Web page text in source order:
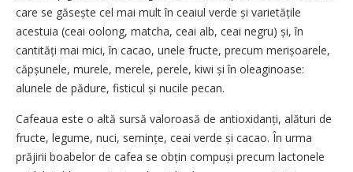
care se găsește cel mai mult în ceaiul verde și varietățile
acestuia (ceai oolong, matcha, ceai alb, ceai negru) și, în
cantități mai mici, în cacao, unele fructe, precum meri­șoarele,
căpșunele, murele, merele, perele, kiwi și în oleaginoase:
alunele de pădure, fisticul și nucile pecan.
Cafeaua este o altă sursă valoroasă de antioxidanți, alături de
fructe, legume, nuci, semințe, ceai verde și cacao. În urma
prăjirii boabelor de cafea se obțin compuși precum lactonele